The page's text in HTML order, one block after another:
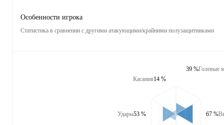
Особенности игрока
Статистика в сравнении с другими атакующими/крайними полузащитниками
Касания14 %
Удары53 %
Голевые
39 %
67 %